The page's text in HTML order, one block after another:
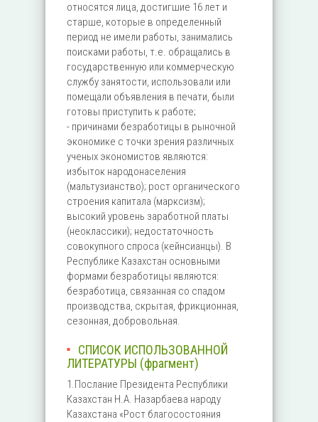
относятся лица, достигшие 16 лет и
старше, которые в определенный
период не имели работы, занимались
поисками работы, т.е. обращались в
государственную или коммерческую
службу занятости, использовали или
помещали объявления в печати, были
готовы приступить к работе;
- причинами безработицы в рыночной
экономике с точки зрения различных
ученых экономистов являются:
избыток народонаселения
(мальтузианство); рост органического
строения капитала (марксизм);
высокий уровень заработной платы
(неоклассики); недостаточность
совокупного спроса (кейнсианцы). В
Республике Казахстан основными
формами безработицы являются:
безработица, связанная со спадом
производства, скрытая, фрикционная,
сезонная, добровольная.
СПИСОК ИСПОЛЬЗОВАННОЙ
ЛИТЕРАТУРЫ (фрагмент)
1.Послание Президента Республики
Казахстан Н.А. Назарбаева народу
Казахстана «Рост благосостояния